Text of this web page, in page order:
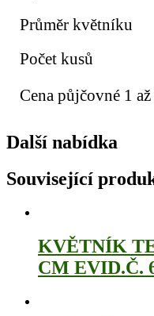
Průměr květníku
Počet kusů
Cena půjčovné 1
Další nabídka
Související
KVĚTNÍK
CM EVID.Č.